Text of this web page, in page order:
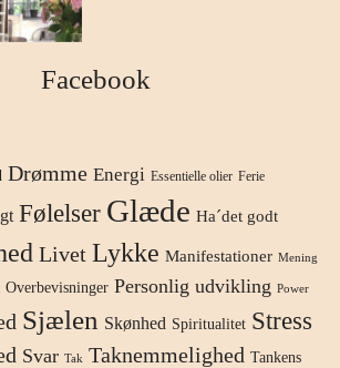
Facebook
Drømme Energi Essentielle olier Ferie
Følelser Glæde Ha´det godt
Livet Lykke Manifestationer Mening
Overbevisninger Personlig udvikling Power
Sjælen Skønhed Spiritualitet Stress
Svar Tak Taknemmelighed Tankens